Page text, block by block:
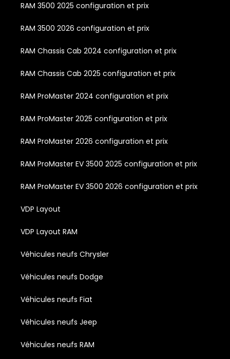
RAM 3500 2025 configuration et prix
RAM 3500 2026 configuration et prix
RAM Chassis Cab 2024 configuration et prix
RAM Chassis Cab 2025 configuration et prix
RAM ProMaster 2024 configuration et prix
RAM ProMaster 2025 configuration et prix
RAM ProMaster 2026 configuration et prix
RAM ProMaster EV 3500 2025 configuration et prix
RAM ProMaster EV 3500 2026 configuration et prix
VDP Layout
VDP Layout RAM
Véhicules neufs Chrysler
Véhicules neufs Dodge
Véhicules neufs Fiat
Véhicules neufs Jeep
Véhicules neufs RAM